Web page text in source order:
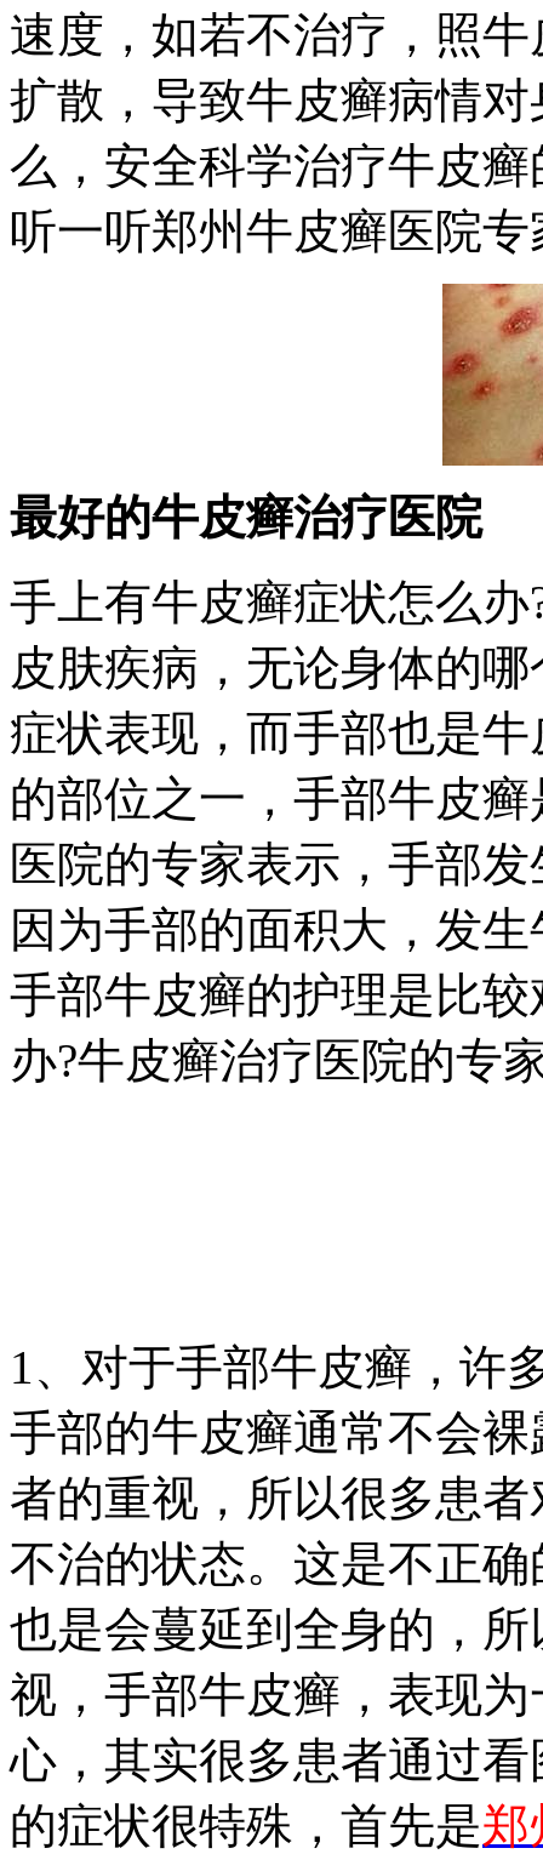
速度，如若不治疗，照
扩散，导致牛皮癣病情
么，安全科学治疗牛皮
听一听郑州牛皮癣医院
最好的牛皮癣治疗医院
手上有牛皮癣症状怎么
皮肤疾病，无论身体的
症状表现，而手部也是
的部位之一，手部牛皮
医院的专家表示，手部
因为手部的面积大，发
手部牛皮癣的护理是比
办?牛皮癣治疗医院的专
1、对于手部牛皮癣，许
手部的牛皮癣通常不会
者的重视，所以很多患
不治的状态。这是不正
也是会蔓延到全身的，
视，手部牛皮癣，表现
心，其实很多患者通过
的症状很特殊，首先是郑